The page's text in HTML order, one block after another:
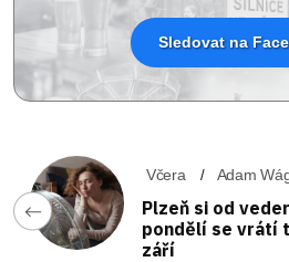
Sledovat na
Včera Adam
Plzeň si od
pondělí se vrátí
září